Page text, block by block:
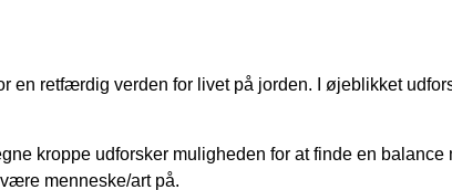
en retfærdig verden for livet på jorden. I øjeblikket
kroppe udforsker muligheden for at finde en
menneske/art på.